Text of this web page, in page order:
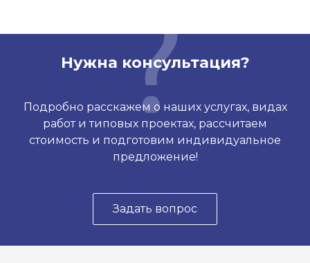
Нужна консультация?
Подробно расскажем о наших услугах, видах
работ и типовых проектах, рассчитаем
стоимость и подготовим индивидуальное
предложение!
Задать вопрос